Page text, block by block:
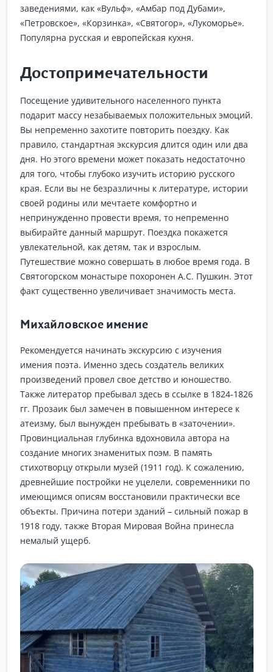
заведениями, как «Вульф», «Амбар под Дубами»,
«Петровское», «Корзинка», «Святогор», «Лукоморье».
Популярна русская и европейская кухня.
Достопримечательности
Посещение удивительного населенного пункта
подарит массу незабываемых положительных эмоций.
Вы непременно захотите повторить поездку. Как
правило, стандартная экскурсия длится один или два
дня. Но этого времени может показать недостаточно
для того, чтобы глубоко изучить историю русского
края. Если вы не безразличны к литературе, истории
своей родины или мечтаете комфортно и
непринужденно провести время, то непременно
выбирайте данный маршрут. Поездка покажется
увлекательной, как детям, так и взрослым.
Путешествие можно совершать в любое время года. В
Святогорском монастыре похоронен А.С. Пушкин. Этот
факт существенно увеличивает значимость места.
Михайловское имение
Рекомендуется начинать экскурсию с изучения
имения поэта. Именно здесь создатель великих
произведений провел свое детство и юношество.
Также литератор пребывал здесь в ссылке в 1824-1826
гг. Прозаик был замечен в повышенном интересе к
атеизму, был вынужден пребывать в «заточении».
Провинциальная глубинка вдохновила автора на
создание многих знаменитых поэм. В память
стихотворцу открыли музей (1911 год). К сожалению,
древнейшие постройки не уцелели, современники по
имеющимся описям восстановили практически все
объекты. Причина потери зданий – сильный пожар в
1918 году, также Вторая Мировая Война принесла
немалый ущерб.